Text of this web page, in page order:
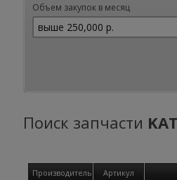
Объем закупок в месяц
Поиск запчасти
Производитель Артикул